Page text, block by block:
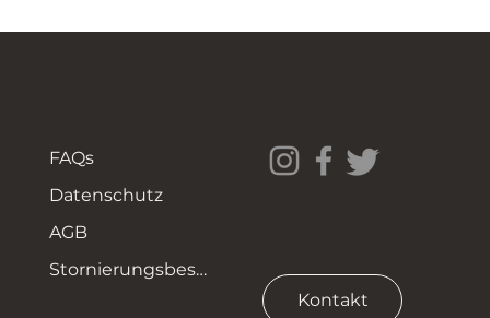
FAQs
Datenschutz
AGB
Stornierungsbestimmungen
Kontakt